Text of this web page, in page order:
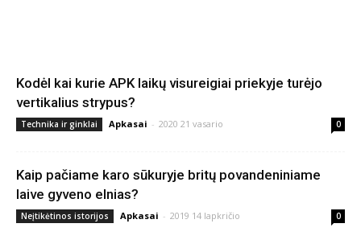
Kodėl kai kurie APK laikų visureigiai priekyje turėjo
vertikalius strypus?
Technika ir ginklai Apkasai - 2020 21 vasario 0
Kaip pačiame karo sūkuryje britų povandeniniame
laive gyveno elnias?
Neįtikėtinos istorijos Apkasai - 2019 14 lapkričio 0